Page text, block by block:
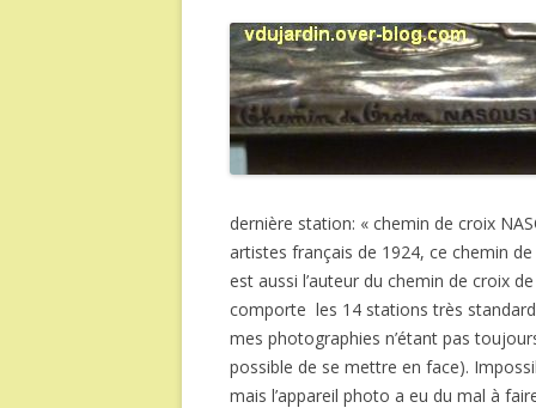
dernière station: « chemin de croix
artistes français de 1924, ce chemin
est aussi l’auteur du chemin de croix
comporte les 14 stations très
mes photographies n’étant pas
possible de se mettre en face).
mais l’appareil photo a eu du mal à